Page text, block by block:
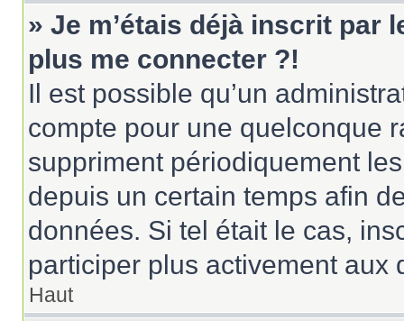
» Je m’étais déjà inscrit par
plus me connecter ?!
Il est possible qu’un
compte pour une quelconque
suppriment périodiquement
depuis un certain temps afin
données. Si tel était le cas,
participer plus activement aux
Haut